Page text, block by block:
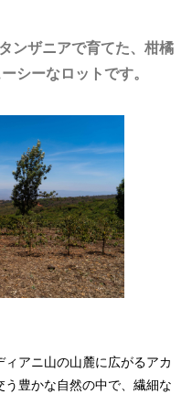
ンザニアで育てた、柑橘
シーなロットです。
アニ山の山麓に広がるアカ
豊かな自然の中で、繊細な